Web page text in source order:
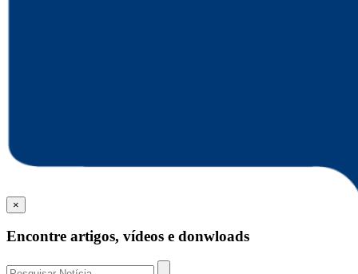
×
Encontre artigos, vídeos e donwloads